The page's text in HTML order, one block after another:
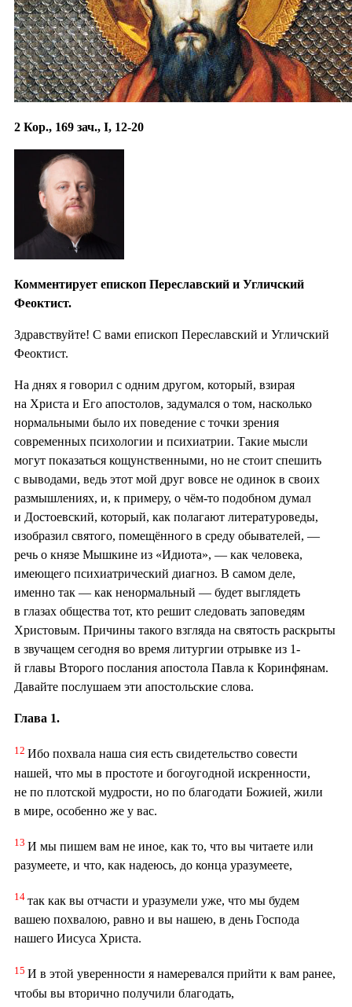
2 Кор., 169 зач., I, 12-20
Комментирует епископ Переславский и Угличский
Феоктист.
Здравствуйте! С вами епископ Переславский и Угличский
Феоктист.
На днях я говорил с одним другом, который, взирая
на Христа и Его апостолов, задумался о том, насколько
нормальными было их поведение с точки зрения
современных психологии и психиатрии. Такие мысли
могут показаться кощунственными, но не стоит спешить
с выводами, ведь этот мой друг вовсе не одинок в своих
размышлениях, и, к примеру, о чём-то подобном думал
и Достоевский, который, как полагают литературоведы,
изобразил святого, помещённого в среду обывателей, —
речь о князе Мышкине из «Идиота», — как человека,
имеющего психиатрический диагноз. В самом деле,
именно так — как ненормальный — будет выглядеть
в глазах общества тот, кто решит следовать заповедям
Христовым. Причины такого взгляда на святость раскрыты
в звучащем сегодня во время литургии отрывке из 1-
й главы Второго послания апостола Павла к Коринфянам.
Давайте послушаем эти апостольские слова.
Глава 1.
12 Ибо похвала наша сия есть свидетельство совести
нашей, что мы в простоте и богоугодной искренности,
не по плотской мудрости, но по благодати Божией, жили
в мире, особенно же у вас.
13 И мы пишем вам не иное, как то, что вы читаете или
разумеете, и что, как надеюсь, до конца уразумеете,
14 так как вы отчасти и уразумели уже, что мы будем
вашею похвалою, равно и вы нашею, в день Господа
нашего Иисуса Христа.
15 И в этой уверенности я намеревался прийти к вам ранее,
чтобы вы вторично получили благодать,